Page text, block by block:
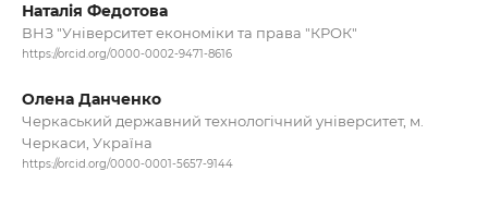
Наталія Федотова
ВНЗ "Університет економіки та права "КРОК"
https://orcid.org/0000-0002-9471-8616
Олена Данченко
Черкаський державний технологічний університет, м.
Черкаси, Україна
https://orcid.org/0000-0001-5657-9144